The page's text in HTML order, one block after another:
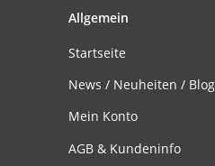
Allgemein
Startseite
News / Neuheiten / Blog
Mein Konto
AGB & Kundeninfo